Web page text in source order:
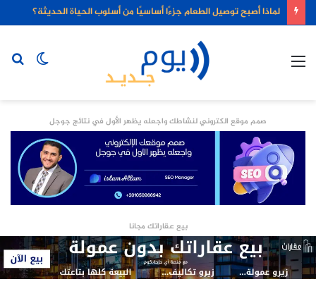
لماذا أصبح توصيل الطعام جزءًا أساسيًا من أسلوب الحياة الحديثة؟
الوضع
صمم موقع الكتروني لنشاطك واجعله يظهر الأول في نتائج جوجل
بيع عقاراتك مجانا